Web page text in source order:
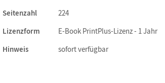
Seitenzahl
224
Lizenzform
E-Book PrintPlus-Lizenz - 1 Jahr
Hinweis
sofort verfügbar